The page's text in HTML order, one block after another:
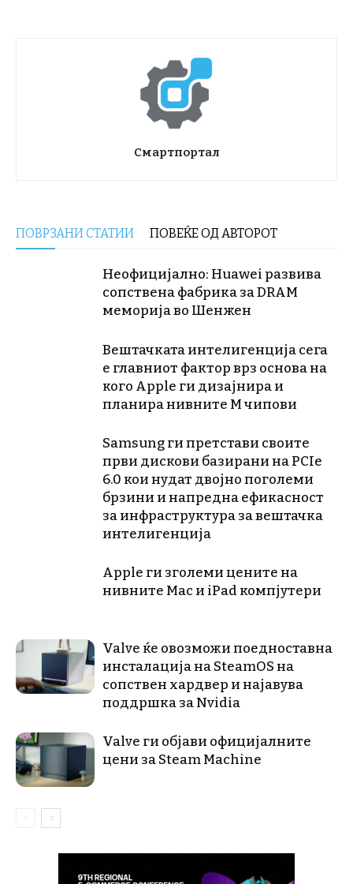
Смартпортал
ПОВРЗАНИ СТАТИИ ПОВЕЌЕ ОД АВТОРОТ
Неофицијално: Huawei развива
сопствена фабрика за DRAM
меморија во Шенжен
Вештачката интелигенција сега
е главниот фактор врз основа на
кого Apple ги дизајнира и
планира нивните М чипови
Samsung ги претстави своите
први дискови базирани на PCIe
6.0 кои нудат двојно поголеми
брзини и напредна ефикасност
за инфраструктура за вештачка
интелигенција
Apple ги зголеми цените на
нивните Mac и iPad компјутери
Valve ќе овозможи поедноставна
инсталација на SteamOS на
сопствен хардвер и најавува
поддршка за Nvidia
Valve ги објави официјалните
цени за Steam Machine